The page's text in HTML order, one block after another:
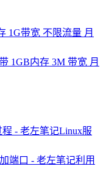
1G带宽 不限流量 月
1GB内存 3M 带宽 月
Linux服
利用